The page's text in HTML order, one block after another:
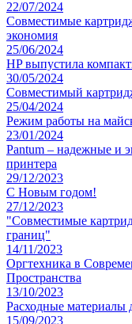
22/07/2024
Совместимые
экономия
25/06/2024
HP выпустила
30/05/2024
Совместимый
25/04/2024
Режим работы на
23/01/2024
Pantum – надежные и
принтера
29/12/2023
С Новым годом!
27/12/2023
"Совместимые
границ"
14/11/2023
Оргтехника в
Пространства
13/10/2023
Расходные материалы
15/09/2023